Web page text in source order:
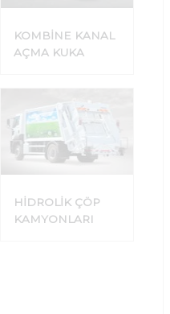
KOMBİNE KANAL
AÇMA KUKA
HİDROLİK ÇÖP
KAMYONLARI